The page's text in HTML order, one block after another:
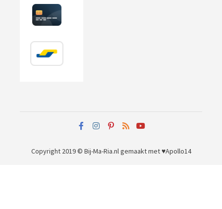
Copyright 2019 © Bij-Ma-Ria.nlgemaakt met ♥Apollo14